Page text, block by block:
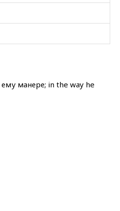
манере; in the way he